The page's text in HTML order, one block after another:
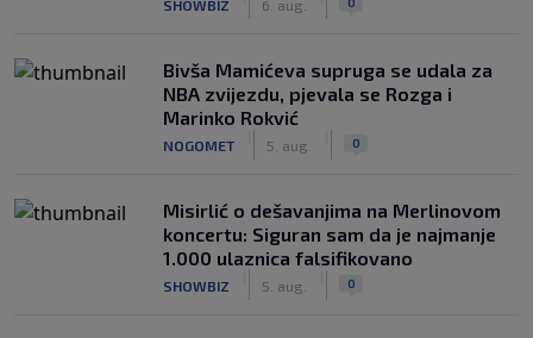
SHOWBIZ 6. aug.
Bivša Mamićeva supruga se udala za
NBA zvijezdu, pjevala se Rozga i
Marinko Rokvić
NOGOMET 5. aug. 0
Misirlić o dešavanjima na Merlinovom
koncertu: Siguran sam da je najmanje
1.000 ulaznica falsifikovano
SHOWBIZ 5. aug. 0